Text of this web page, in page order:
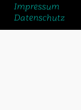
Impressum
Datenschutz